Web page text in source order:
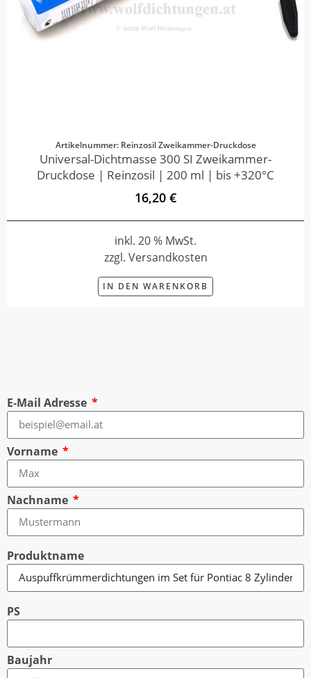
Artikelnummer: Reinzosil Zweikammer-Druckdose
Universal-Dichtmasse 300 SI Zweikammer-
Druckdose | Reinzosil | 200 ml | bis +320°C
16,20 €
inkl. 20 % MwSt.
zzgl. Versandkosten
IN DEN WARENKORB
E-Mail Adresse
Vorname
Nachname
Produktname
PS
Baujahr